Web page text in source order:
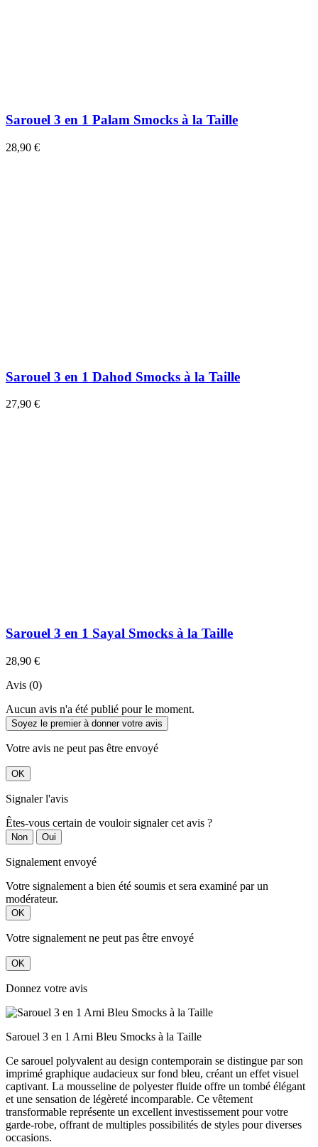
Sarouel 3 en 1 Palam Smocks à la Taille
28,90 €
Sarouel 3 en 1 Dahod Smocks à la Taille
27,90 €
Sarouel 3 en 1 Sayal Smocks à la Taille
28,90 €
Avis (0)
Aucun avis n'a été publié pour le moment.
Soyez le premier à donner votre avis
Votre avis ne peut pas être envoyé
OK
Signaler l'avis
Êtes-vous certain de vouloir signaler cet avis ?
Non Oui
Signalement envoyé
Votre signalement a bien été soumis et sera examiné par un
modérateur.
OK
Votre signalement ne peut pas être envoyé
OK
Donnez votre avis
Sarouel 3 en 1 Arni Bleu Smocks à la Taille
Ce sarouel polyvalent au design contemporain se distingue par son
imprimé graphique audacieux sur fond bleu, créant un effet visuel
captivant. La mousseline de polyester fluide offre un tombé élégant
et une sensation de légèreté incomparable. Ce vêtement
transformable représente un excellent investissement pour votre
garde-robe, offrant de multiples possibilités de styles pour diverses
occasions.